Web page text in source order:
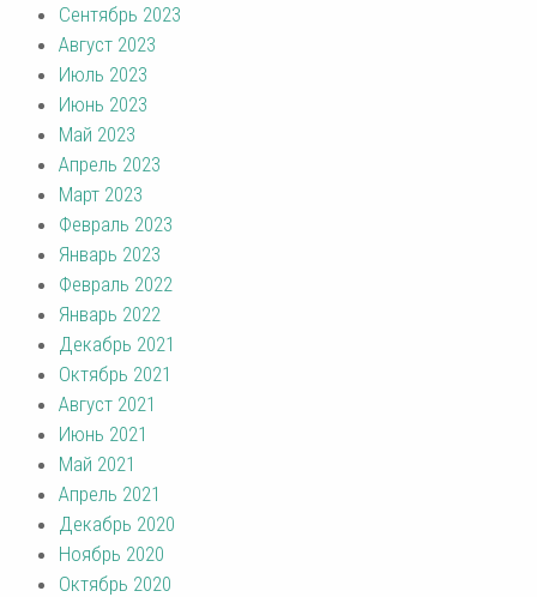
Сентябрь 2023
Август 2023
Июль 2023
Июнь 2023
Май 2023
Апрель 2023
Март 2023
Февраль 2023
Январь 2023
Февраль 2022
Январь 2022
Декабрь 2021
Октябрь 2021
Август 2021
Июнь 2021
Май 2021
Апрель 2021
Декабрь 2020
Ноябрь 2020
Октябрь 2020